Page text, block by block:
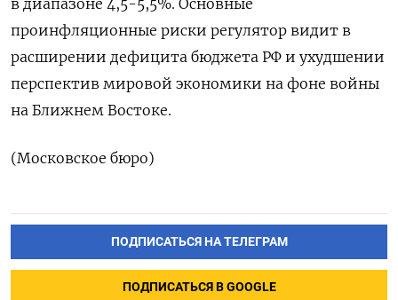
проинфляционные риски регулятор видит в
расширении дефицита ​бюджета ⁠РФ и ухудшении
‌перспектив мировой экономики ‌на фоне войны ​
на Ближнем ‌Востоке.
(Московское бюро)
ПОДПИСАТЬСЯ НА ТЕЛЕГРАМ
ПОДПИСАТЬСЯ В GOOGLE